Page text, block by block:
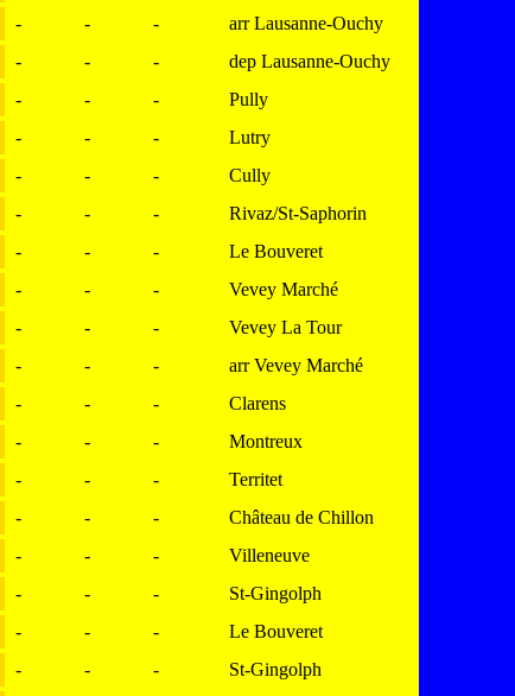
- - -
arr Lausanne-Ouchy
- - -
dep Lausanne-Ouchy
- - -
Pully
- - -
Lutry
- - -
Cully
- - -
Rivaz/St-Saphorin
- - -
Le Bouveret
- - -
Vevey Marché
- - -
Vevey La Tour
- - -
arr Vevey Marché
- - -
Clarens
- - -
Montreux
- - -
Territet
- - -
Château de Chillon
- - -
Villeneuve
- - -
St-Gingolph
- - -
Le Bouveret
- - -
St-Gingolph